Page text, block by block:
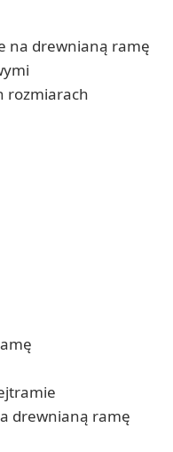
na drewnianą ramę
rozmiarach
drewnianą ramę